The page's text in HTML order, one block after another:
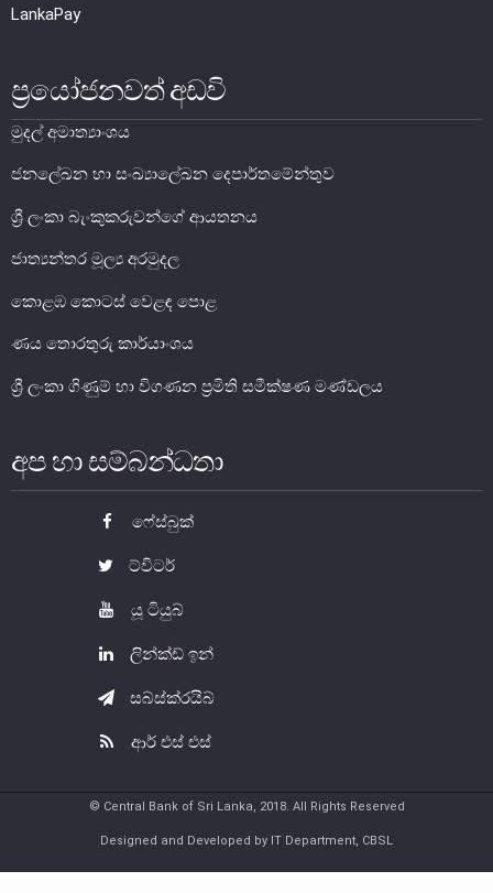
ගෙවීම් හා පියවීම් පද්ධතිය
පිරමීඩ යෝජනා
උපකරණ සහ ක්‍රියාත්මක කිරීම
මූල්‍ය උපකරණ විශ්ලේෂණය
මූල්‍ය පද්ධති අධීක්ෂණ කමිටුව
මූල්‍ය ස්ථායිතා විවරණය
නෝට්ටු හා කාසි
නෝට්ටු හා කාසි පිළිබඳ දැනුවත් වෙමු
ව්‍යවහාර මුදල් නෝට්ටු
සංසරණයේ පවතින කාසි
LankaPay
ප්‍රයෝජනවත් අඩවි
මුදල් අමාත්‍යාංශය
ජනලේඛන හා සංඛ්‍යාලේඛන දෙපාර්තමේන්තුව
ශ්‍රී ලංකා බැංකුකරුවන්ගේ ආයතනය
ජාත්‍යන්තර මූල්‍ය අරමුදල
කොළඹ කොටස් වෙළඳ පොළ
ණය තොරතුරු කාර්යාංශය
ශ්‍රී ලංකා ගිණුම් හා විගණන ප්‍රමිති සමීක්ෂණ මණ්ඩලය
අප හා සම්බන්ධතා
ෆේස්බුක්
ට්විටර්
යූ ටියුබ්
ලින්ක්ඩ් ඉන්
සබ්ස්ක්රයිබ්
ආර් එස් එස්
© Central Bank of Sri Lanka, 2018. All Rights Reserved
Designed and Developed by IT Department, CBSL